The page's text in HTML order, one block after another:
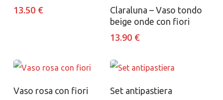
13.50 € Aggiungi al carrello
Claraluna – Vaso tondo
beige onde con fiori
13.90 €
Aggiungi al carrello
Vaso rosa con fiori Aggiungi al carrello
Set antipastiera